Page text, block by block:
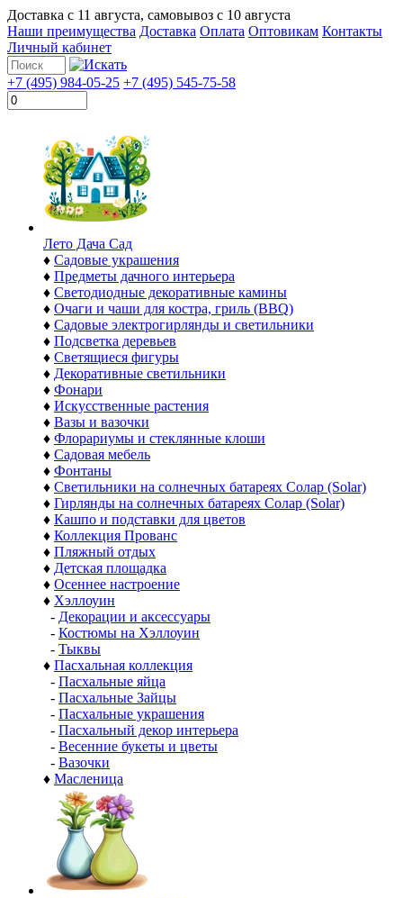
Доставка с 11 августа, самовывоз с 10 августа
Наши преимущества Доставка Оплата Оптовикам Контакты
Личный кабинет
+7 (495) 984-05-25 +7 (495) 545-75-58
Лето Дача Сад
♦ Садовые украшения
♦ Предметы дачного интерьера
♦ Светодиодные декоративные камины
♦ Очаги и чаши для костра, гриль (BBQ)
♦ Садовые электрогирлянды и светильники
♦ Подсветка деревьев
♦ Светящиеся фигуры
♦ Декоративные светильники
♦ Фонари
♦ Искусственные растения
♦ Вазы и вазочки
♦ Флорариумы и стеклянные клоши
♦ Садовая мебель
♦ Фонтаны
♦ Светильники на солнечных батареях Солар (Solar)
♦ Гирлянды на солнечных батареях Солар (Solar)
♦ Кашпо и подставки для цветов
♦ Коллекция Прованс
♦ Пляжный отдых
♦ Детская площадка
♦ Осеннее настроение
♦ Хэллоуин
- Декорации и аксессуары
- Костюмы на Хэллоуин
- Тыквы
♦ Пасхальная коллекция
- Пасхальные яйца
- Пасхальные Зайцы
- Пасхальные украшения
- Пасхальный декор интерьера
- Весенние букеты и цветы
- Вазочки
♦ Масленица